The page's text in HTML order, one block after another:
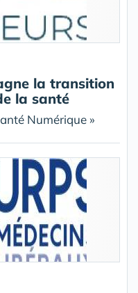
la transition
la santé
Numérique »